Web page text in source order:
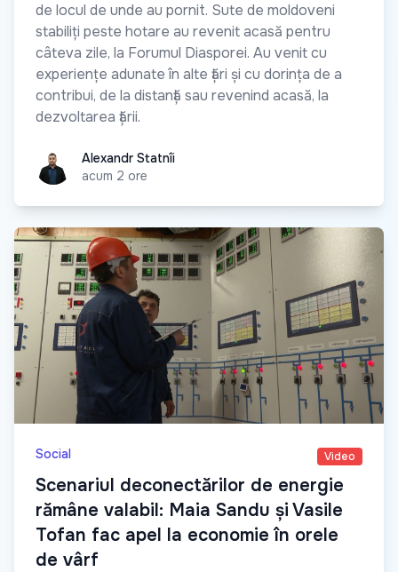
de locul de unde au pornit. Sute de moldoveni
stabiliți peste hotare au revenit acasă pentru
câteva zile, la Forumul Diasporei. Au venit cu
experiențe adunate în alte țări și cu dorința de a
contribui, de la distanță sau revenind acasă, la
dezvoltarea țării.
Alexandr Statnîi
Alexandr Statnîi
acum 2 ore
Social Video
Scenariul deconectărilor de energie
rămâne valabil: Maia Sandu și Vasile
Tofan fac apel la economie în orele
de vârf